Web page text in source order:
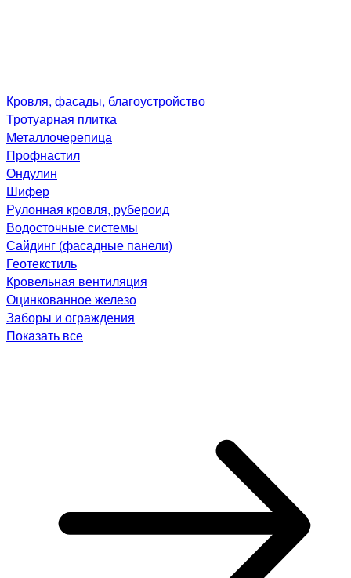
Кровля, фасады, благоустройство
Тротуарная плитка
Металлочерепица
Профнастил
Ондулин
Шифер
Рулонная кровля, рубероид
Водосточные системы
Сайдинг (фасадные панели)
Геотекстиль
Кровельная вентиляция
Оцинкованное железо
Заборы и ограждения
Показать все